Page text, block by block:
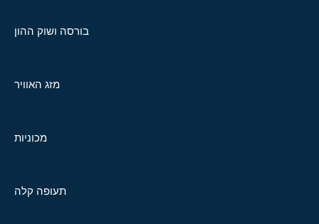
בורסה ושוק ההון
מזג האוויר
מכוניות
תעופה קלה